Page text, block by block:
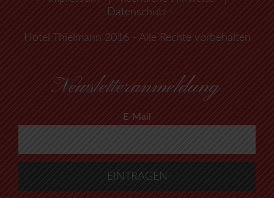
Datenschutz
Hotel Thielmann 2016 - Alle Rechte vorbehalten
Newsletteranmeldung
E-Mail